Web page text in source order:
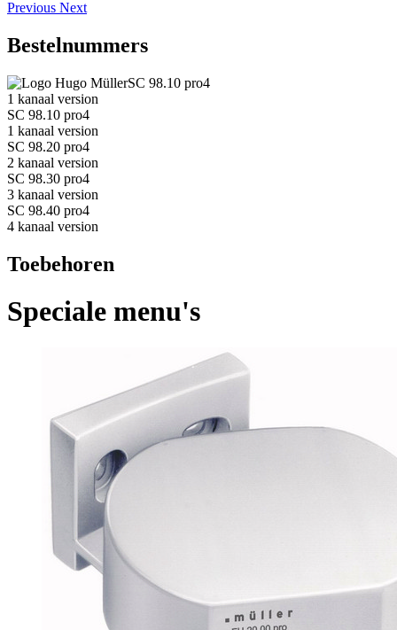
Previous Next
Bestelnummers
SC 98.10 pro4
1 kanaal version
SC 98.10 pro4
1 kanaal version
SC 98.20 pro4
2 kanaal version
SC 98.30 pro4
3 kanaal version
SC 98.40 pro4
4 kanaal version
Toebehoren
Speciale menu's